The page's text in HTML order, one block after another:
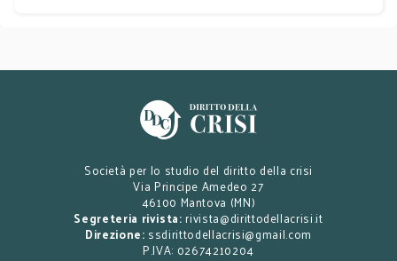
Società per lo studio del diritto della crisi
Via Principe Amedeo 27
46100 Mantova (MN)
Segreteria rivista: rivista@dirittodellacrisi.it
Direzione: ssdirittodellacrisi@gmail.com
P.IVA: 02674210204